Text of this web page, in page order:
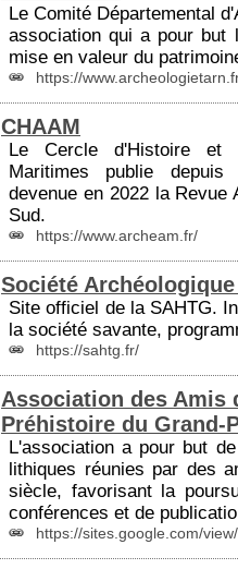
Le Comité Départemental
association qui a pour but
mise en valeur du
https://
CHAAM
Le Cercle d'Histoire et
Maritimes publie depuis
devenue en 2022 la Revue
Sud.
https://www.archeam.fr/
Société
Site officiel de la SAHTG.
la société savante,
https://sahtg.fr/
Association des Amis
Préhistoire du Grand-
L'association a pour but
lithiques réunies par des
siècle, favorisant la
conférences et de
https://sites.google.com/